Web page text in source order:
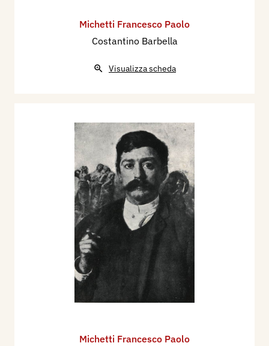
Michetti Francesco Paolo
Costantino Barbella
Visualizza scheda
Michetti Francesco Paolo